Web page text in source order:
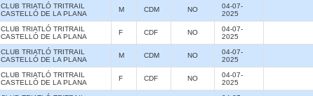
CLUB TRIATLÓ TRITRAIL
CASTELLÓ DE LA PLANA
M CDM NO
04-07-
2025
CLUB TRIATLÓ TRITRAIL
CASTELLÓ DE LA PLANA
F CDF NO
04-07-
2025
CLUB TRIATLÓ TRITRAIL
CASTELLÓ DE LA PLANA
M CDM NO
04-07-
2025
CLUB TRIATLÓ TRITRAIL
CASTELLÓ DE LA PLANA
F CDF NO
04-07-
2025